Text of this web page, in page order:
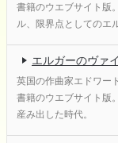
書籍のウエブサイト
ル、限界点としてのエ
エルガーのヴァ
英国の作曲家エドワー
書籍のウエブサイト版
産み出した時代。